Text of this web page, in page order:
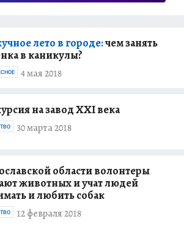
лето в городе:чем занять
в каникулы?
4 мая 2018
на завод XXI века
30 марта 2018
области волонтеры
животных и учат людей
и любить собак
12 февраля 2018